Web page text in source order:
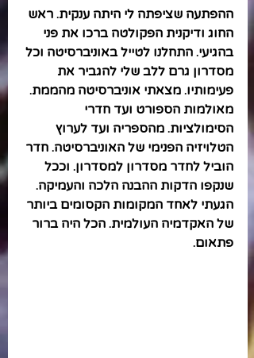
ההפתעה שציפתה לי היתה ענקית. ראש
החוג ודיקנית הפקולטה ברכו את פני
בהגיעי. התחלנו לטייל באוניברסיטה וכל
מסדרון גרם ללב שלי להגביר את
פעימותיו. מצאתי אוניברסיטה מהממת.
מאולמות הספורט ועד חדרי
הסימולציות. מהספריה ועד לערוץ
הטלויזיה הפנימי של האוניברסיטה. חדר
הוביל לחדר מסדרון למסדרון. וככל
שנקפו הדקות ההבנה הלכה והעמיקה.
הגעתי לאחד המקומות הקסומים ביותר
של האקדמיה העולמית. הכל היה ברור
פתאום.